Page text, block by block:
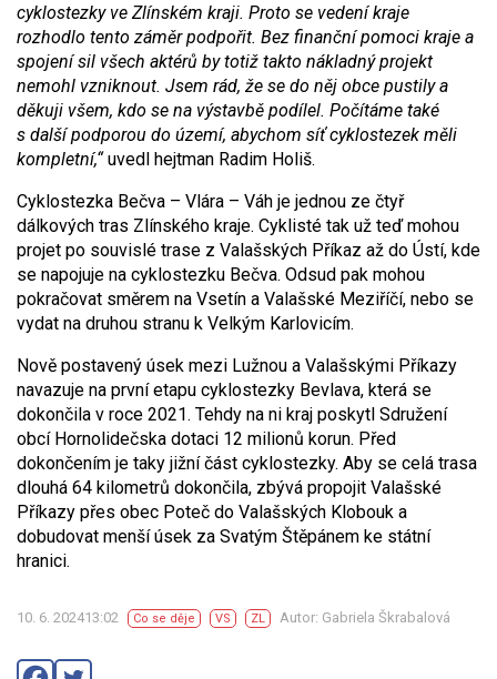
cyklostezky ve Zlínském kraji. Proto se vedení kraje
rozhodlo tento záměr podpořit. Bez finanční pomoci kraje a
spojení sil všech aktérů by totiž takto nákladný projekt
nemohl vzniknout. Jsem rád, že se do něj obce pustily a
děkuji všem, kdo se na výstavbě podílel. Počítáme také
s další podporou do území, abychom síť cyklostezek měli
kompletní,“uvedl hejtman Radim Holiš.
Cyklostezka Bečva – Vlára – Váh je jednou ze čtyř
dálkových tras Zlínského kraje. Cyklisté tak už teď mohou
projet po souvislé trase z Valašských Příkaz až do Ústí, kde
se napojuje na cyklostezku Bečva. Odsud pak mohou
pokračovat směrem na Vsetín a Valašské Meziříčí, nebo se
vydat na druhou stranu k Velkým Karlovicím.
Nově postavený úsek mezi Lužnou a Valašskými Příkazy
navazuje na první etapu cyklostezky Bevlava, která se
dokončila v roce 2021. Tehdy na ni kraj poskytl Sdružení
obcí Hornolidečska dotaci 12 milionů korun. Před
dokončením je taky jižní část cyklostezky. Aby se celá trasa
dlouhá 64 kilometrů dokončila, zbývá propojit Valašské
Příkazy přes obec Poteč do Valašských Klobouk a
dobudovat menší úsek za Svatým Štěpánem ke státní
hranici.
10. 6. 202413:02 Co se děje VS ZL Autor: Gabriela Škrabalová